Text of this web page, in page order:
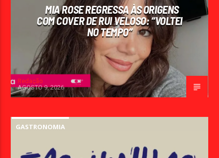
MIA ROSE REGRESSA ÀS ORIGENS
COM COVER DE RUI VELOSO: “VOLTEI
NO TEMPO”
Redação
AGOSTO 9, 2026
GASTRONOMIA